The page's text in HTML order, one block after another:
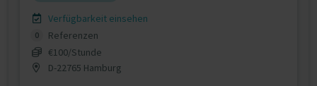
Verfügbarkeit einsehen
0
Referenzen
€100/Stunde
D-22765 Hamburg